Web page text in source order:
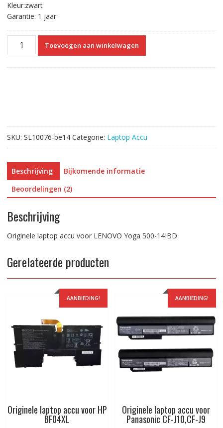
Kleur:zwart
Garantie: 1 jaar
Originele
aantal
Toevoegen aan winkelwagen
SKU: SL10076-be14 Categorie: Laptop Accu
Beschrijving
Bijkomende informatie
Beoordelingen (2)
Beschrijving
Originele laptop accu voor LENOVO Yoga 500-14IBD
Gerelateerde producten
AANBIEDING!
Originele laptop accu voor HP
BF04XL
AANBIEDING!
Originele laptop accu voor
Panasonic CF-J10,CF-J9